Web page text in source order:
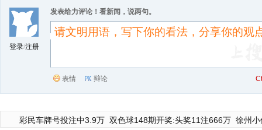
登录/注册
发表给力评论！看新闻，说两句。
表情 辩论
彩民车牌号投注中3.9万 双色球148期开奖:头奖11注666万 徐州